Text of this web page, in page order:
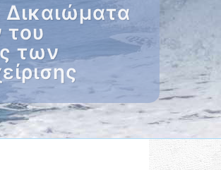
Δικαιώματα
του
των